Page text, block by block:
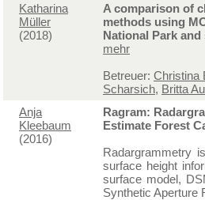
Katharina
Müller
(2018)
A comparison of
methods using
National Park
mehr
Betreuer: Christina
Scharsich, Britta
Anja
Kleebaum
(2016)
Ragram:
Estimate Forest
Radargrammetry
surface height
surface model,
Synthetic Aperture